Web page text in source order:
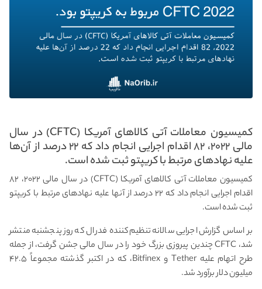
کمیسیون معاملات آتی کالاهای آمریکا (CFTC) در سال
مالی ۲۰۲۲، ۸۲ اقدام اجرایی انجام داد که ۲۲ درصد از آن‌ها
علیه نهادهای مرتبط با کریپتو ثبت شده است.
کمیسیون معاملات آتی کالاهای آمریکا (CFTC) در سال مالی ۲۰۲۲، ۸۲
اقدام اجرایی انجام داد که ۲۲ درصد از آنها علیه نهادهای مرتبط با کریپتو
ثبت شده است.
بر اساس گزارش اجرایی سالانه تنظیم‌کننده فدرال که روز پنجشنبه منتشر
شد، CFTC چندین پیروزی بزرگ خود را در سال مالی جشن گرفت، از جمله
طرح اتهام علیه Tether و Bitfinex، که در اکتبر گذشته مجموعاً ۴۲.۵
میلیون دلار برآورد شد.